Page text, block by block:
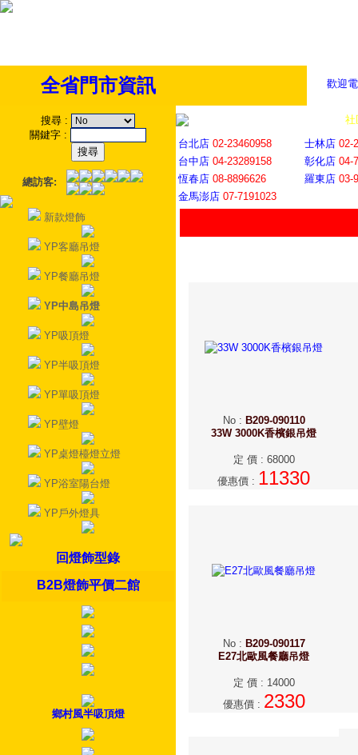
歡迎
全省門市資訊
搜尋 :
關鍵字 :
總訪客:
新款燈飾
YP客廳吊燈
YP餐廳吊燈
YP中島吊燈
YP吸頂燈
YP半吸頂燈
YP單吸頂燈
YP壁燈
YP桌燈檯燈立燈
YP浴室陽台燈
YP戶外燈具
回燈飾型錄
B2B燈飾平價二館
鄉村風半吸頂燈
社
台北店 02-23460958 士林店 02-
台中店 04-23289158 彰化店 04-
恆春店 08-8896626 羅東店 03-
金馬澎店 07-7191023
No: B209-090110
33W 3000K香檳銀吊燈
定 價: 68000
優惠價 : 11330
No: B209-090117
E27北歐風餐廳吊燈
定 價: 14000
優惠價: 2330